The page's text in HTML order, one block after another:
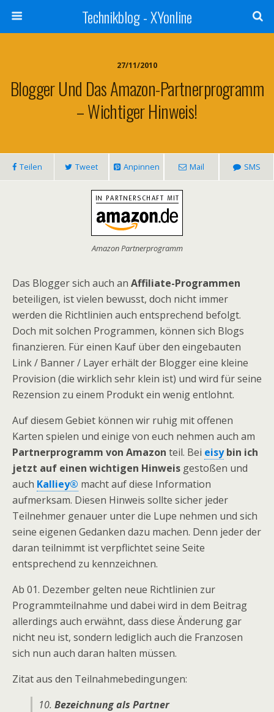
Technikblog - XYonline
27/11/2010
Blogger Und Das Amazon-Partnerprogramm
– Wichtiger Hinweis!
Teilen Tweet Anpinnen Mail SMS
Amazon Partnerprogramm
Das Blogger sich auch an Affiliate-Programmen
beteiligen, ist vielen bewusst, doch nicht immer
werden die Richtlinien auch entsprechend befolgt.
Doch mit solchen Programmen, können sich Blogs
finanzieren. Für einen Kauf über den eingebauten
Link / Banner / Layer erhält der Blogger eine kleine
Provision (die wirklich sehr klein ist) und wird für seine
Rezension zu einem Produkt ein wenig entlohnt.
Auf diesem Gebiet können wir ruhig mit offenen
Karten spielen und einige von euch nehmen auch am
Partnerprogramm von Amazon teil. Bei eisybin ich
jetzt auf einen wichtigen Hinweis gestoßen und
auch Kalliey® macht auf diese Information
aufmerksam. Diesen Hinweis sollte sicher jeder
Teilnehmer genauer unter die Lupe nehmen und sich
seine eigenen Gedanken dazu machen. Denn jeder der
daran teilnimmt ist verpflichtet seine Seite
entsprechend zu kennzeichnen.
Ab 01. Dezember gelten neue Richtlinien zur
Programmteilnahme und dabei wird in dem Beitrag
allerdings auch erwähnt, dass diese Änderung gar
nicht neu ist, sondern lediglich auch die Franzosen
sich nun auch daran halten müssen.
Zitat aus den Teilnahmebedingungen:
10. Bezeichnung als Partner